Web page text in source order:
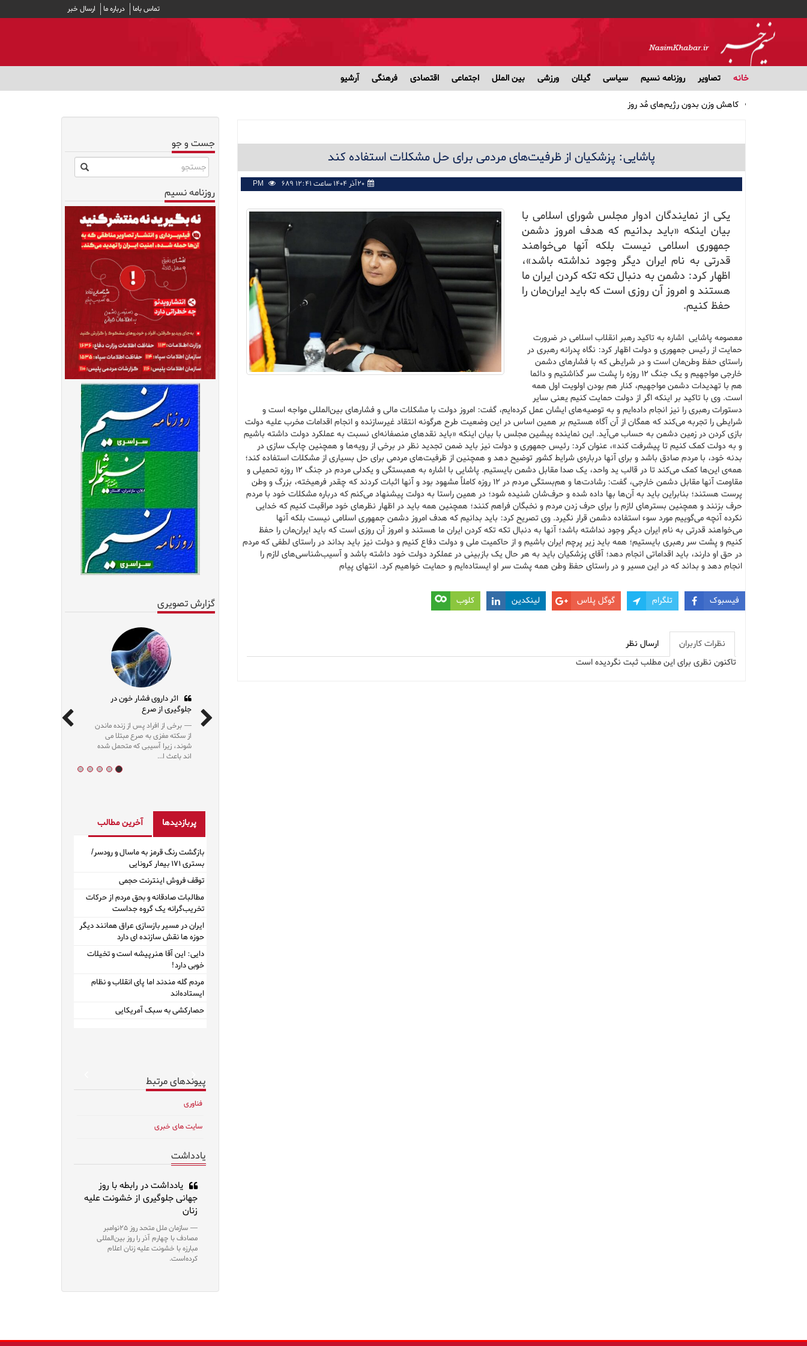
تماس باما درباره ما ارسال خبر
خانه تصاویر روزنامه نسیم سیاسی گیلان ورزشی بین الملل اجتماعی اقتصادی فرهنگی آرشیو
کاهش وزن بدون رژیم‌های مُد روز
بهترین انتخاب‌ها برای تغذیه سالم در طولانی‌ترین شب سال
اثر داروی فشار خون در جلوگیری از صرع
پاشایی: پزشکیان از ظرفیت‌های مردمی برای حل مشکلات استفاده کند
۲۰آذر ۱۴۰۴ ساعت ۱۲:۴۱ PM 689
یکی از نمایندگان ادوار مجلس شورای اسلامی با
بیان اینکه «باید بدانیم که هدف امروز دشمن
جمهوری اسلامی نیست بلکه آنها می‌خواهند
قدرتی به نام ایران دیگر وجود نداشته باشد»،
اظهار کرد: دشمن به دنبال تکه تکه کردن ایران ما
هستند و امروز آن روزی است که باید ایران‌مان را
حفظ کنیم.
معصومه پاشایی اشاره به تاکید رهبر انقلاب اسلامی در ضرورت
حمایت از رئیس جمهوری و دولت اظهار کرد: نگاه پدرانه رهبری در
راستای حفظ وطن‌مان است و در شرایطی که با فشارهای دشمن
خارجی مواجهیم و یک جنگ ۱۲ روزه را پشت سر گذاشتیم و دائما
هم با تهدیدات دشمن مواجهیم، کنار هم بودن اولویت اول همه
است. وی با تاکید بر اینکه اگر از دولت حمایت کنیم یعنی سایر
دستورات رهبری را نیز انجام داده‌ایم و به توصیه‌های ایشان عمل کرده‌ایم، گفت: امروز دولت با مشکلات مالی و فشارهای بین‌المللی مواجه است و
شرایطی را تجربه می‌کند که همگان از آن آگاه هستیم بر همین اساس در این وضعیت طرح هرگونه انتقاد غیرسازنده و انجام اقدامات مخرب علیه دولت
بازی کردن در زمین دشمن به حساب می‌آید. این نماینده پیشین مجلس با بیان اینکه «باید نقدهای منصفانه‌ای نسبت به عملکرد دولت داشته باشیم
و به دولت کمک کنیم تا پیشرفت کند»، عنوان کرد: رئیس جمهوری و دولت نیز باید ضمن تجدید نظر در برخی از رویه‌ها و همچنین چابک سازی در
بدنه خود، با مردم صادق باشد و برای آنها درباره‌ی شرایط کشور توضیح دهد و همچنین از ظرفیت‌های مردمی برای حل بسیاری از مشکلات استفاده کند؛
همه‌ی این‌ها کمک می‌کند تا در قالب ید واحد، یک صدا مقابل دشمن بایستیم. پاشایی با اشاره به همبستگی و یکدلی مردم در جنگ ۱۲ روزه تحمیلی و
مقاومت آنها مقابل دشمن خارجی، گفت: رشادت‌ها و هم‌بستگی مردم در ۱۲ روزه کاملاً مشهود بود و آنها اثبات کردند که چقدر فرهیخته، بزرگ و وطن
پرست هستند؛ بنابراین باید به آن‌ها بها داده شده و حرف‌شان شنیده شود؛ در همین راستا به دولت پیشنهاد می‌کنم که درباره مشکلات خود با مردم
حرف بزنند و همچنین بسترهای لازم را برای حرف زدن مردم و نخبگان فراهم کنند؛ همچنین همه باید در اظهار نظرهای خود مراقبت کنیم که خدایی
نکرده آنچه می‌گوییم مورد سوء استفاده دشمن قرار نگیرد. وی تصریح کرد: باید بدانیم که هدف امروز دشمن جمهوری اسلامی نیست بلکه آنها
می‌خواهند قدرتی به نام ایران دیگر وجود نداشته باشد؛ آنها به دنبال تکه تکه کردن ایران ما هستند و امروز آن روزی است که باید ایران‌مان را حفظ
کنیم و پشت سر رهبری بایستیم؛ همه باید زیر پرچم ایران باشیم و از حاکمیت ملی و دولت دفاع کنیم و دولت نیز باید بداند در راستای لطفی که مردم
در حق او دارند، باید اقداماتی انجام دهد؛ آقای پزشکیان باید به هر حال یک بازبینی در عملکرد دولت خود داشته باشد و آسیب‌شناسی‌های لازم را
انجام دهد و بداند که در این مسیر و در راستای حفظ وطن همه پشت سر او ایستاده‌ایم و حمایت خواهیم کرد. انتهای پیام
فیسبوک تلگرام گوگل پلاس لینکدین کلوب
نظرات کاربران
ارسال نظر
تاکنون نظری برای این مطلب ثبت نگردیده است
جست و جو
روزنامه نسیم
گزارش تصویری
اثر داروی فشار خون در
جلوگیری از صرع
برخی از افراد پس از زنده ماندن
از سکته مغزی به صرع مبتلا می
شوند، زیرا آسیبی که متحمل شده
اند باعث ا...
پربازدیدها آخرین مطالب
بازگشت رنگ قرمز به ماسال و رودسر/
بستری ۱۷۱ بیمار کرونایی
توقف فروش اینترنت حجمی
مطالبات صادقانه و بحق مردم از حرکات
تخریب‌گرانه یک گروه جداست
ایران در مسیر بازسازی عراق همانند دیگر
حوزه ها نقش سازنده ای دارد
دایی: این آقا هنرپیشه است و تخیلات
خوبی دارد!
مردم گله مندند اما پای انقلاب و نظام
ایستاده‌اند
حصارکشی به سبک آمریکایی
Next
پیوندهای مرتبط
فناوری
سایت های خبری
یادداشت
یادداشت در رابطه با روز
جهانی جلوگیری از خشونت علیه
زنان
سازمان ملل متحد روز ۲۵نوامبر
مصادف با چهارم آذر را روز بین‌المللی
مبارزه با خشونت علیه زنان اعلام
کرده‌است.